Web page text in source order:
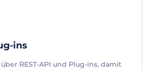
ins
REST-API und Plug-ins, damit